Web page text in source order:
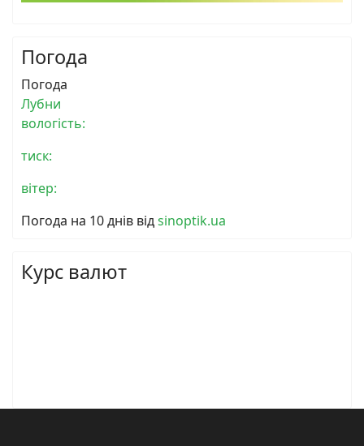
Погода
Погода
Лубни
вологість:
тиск:
вітер:
Погода на 10 днів відsinoptik.ua
Курс валют